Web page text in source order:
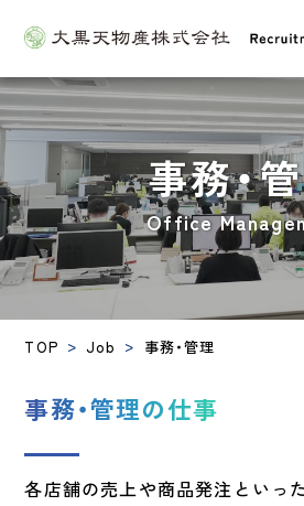
事務・
Office
TOP Job 事務・管理
事務・管理の仕事
各店舗の売上や商品発注といっ